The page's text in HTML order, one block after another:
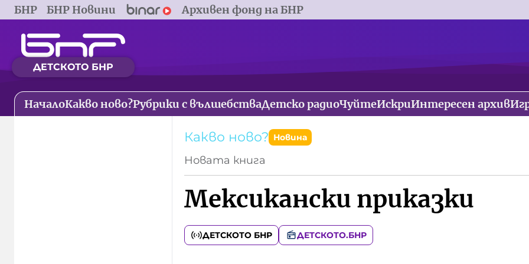
БНР БНР Новини Архивен фонд на БНР
ДЕТСКОТО БНР
НачалоКакво ново?Рубрики с вълшебстваДетско радиоЧуйтеИскриИнтересен архив
Какво ново? Новина
Новата книга
Мексикански приказки
ДЕТСКОТО БНР ДЕТСКОТО.БНР